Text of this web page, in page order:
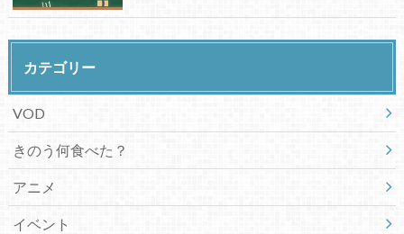
カテゴリー
VOD
きのう何食べた？
アニメ
イベント